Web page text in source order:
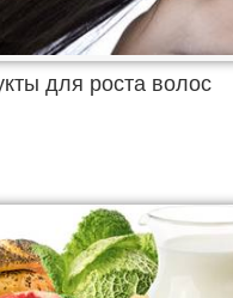
для роста волос